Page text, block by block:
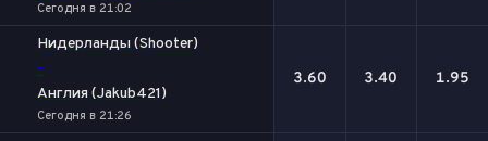
Сегодня в 21:02
Нидерланды (Shooter)
-
Англия (Jakub421)
Сегодня в 21:26
3.60 3.40 1.95